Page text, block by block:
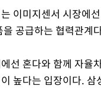
이미지센서 시장에
을 공급하는 협력관계
선 혼다와 함께 자율
높다는 입장이다.